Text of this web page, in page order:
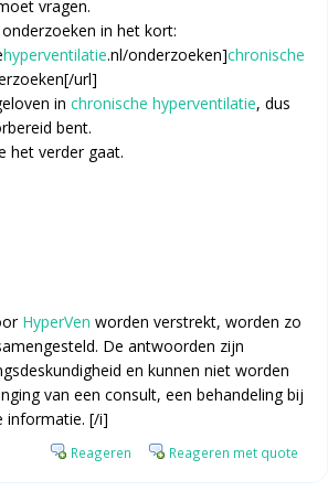
vragen.
in het kort:
hyperventilatie.nl/onderzoeken]chronische
url]
in chronische hyperventilatie, dus
bent.
het verder gaat.
HyperVen worden verstrekt, worden zo
De antwoorden zijn
en kunnen niet worden
van een consult, een behandeling bij
informatie. [/i]
Reageren Reageren met quote